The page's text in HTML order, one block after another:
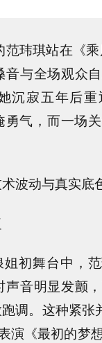
玮琪站在《
音与全场观众
沉寂五年后
气，而一场
波动与真实底
初舞台中，
音明显发颤
调。这种紧张
演《最初的梦